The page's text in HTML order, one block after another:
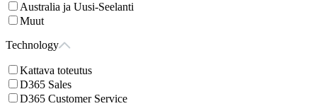
Australia ja Uusi-Seelanti
Muut
Technology
Kattava toteutus
D365 Sales
D365 Customer Service